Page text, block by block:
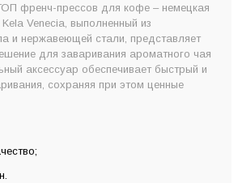
френч-прессов для кофе – немецкая
Venecia, выполненный из
и нержавеющей стали, представляет
для заваривания ароматного чая
аксессуар обеспечивает быстрый и
сохраняя при этом ценные